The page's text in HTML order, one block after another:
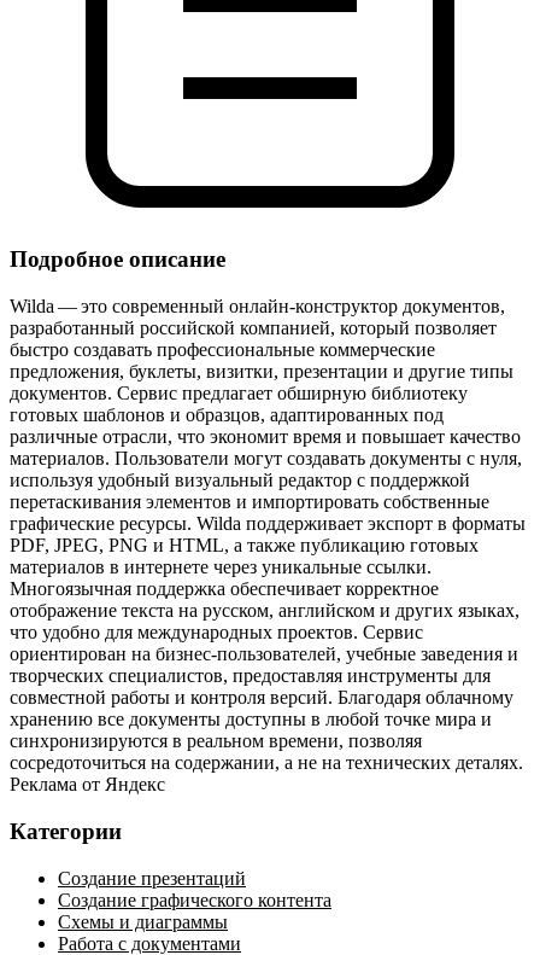
Подробное описание
Wilda — это современный онлайн‑конструктор документов,
разработанный российской компанией, который позволяет
быстро создавать профессиональные коммерческие
предложения, буклеты, визитки, презентации и другие типы
документов. Сервис предлагает обширную библиотеку
готовых шаблонов и образцов, адаптированных под
различные отрасли, что экономит время и повышает качество
материалов. Пользователи могут создавать документы с нуля,
используя удобный визуальный редактор с поддержкой
перетаскивания элементов и импортировать собственные
графические ресурсы. Wilda поддерживает экспорт в форматы
PDF, JPEG, PNG и HTML, а также публикацию готовых
материалов в интернете через уникальные ссылки.
Многоязычная поддержка обеспечивает корректное
отображение текста на русском, английском и других языках,
что удобно для международных проектов. Сервис
ориентирован на бизнес‑пользователей, учебные заведения и
творческих специалистов, предоставляя инструменты для
совместной работы и контроля версий. Благодаря облачному
хранению все документы доступны в любой точке мира и
синхронизируются в реальном времени, позволяя
сосредоточиться на содержании, а не на технических деталях.
Реклама от Яндекс
Категории
Создание презентаций
Создание графического контента
Схемы и диаграммы
Работа с документами